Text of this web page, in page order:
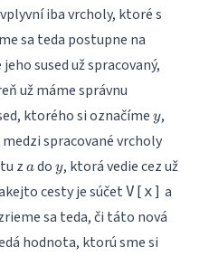
iba vrcholy, ktoré s
sa teda postupne na
sused už spracovaný,
už máme správnu
ktorého si označíme y
y,
medzi spracované vrcholy
z a
ado y
y, ktorá vedie cez už
cesty je súčet V[x] a
sa teda, či táto nová
hodnota, ktorú sme si